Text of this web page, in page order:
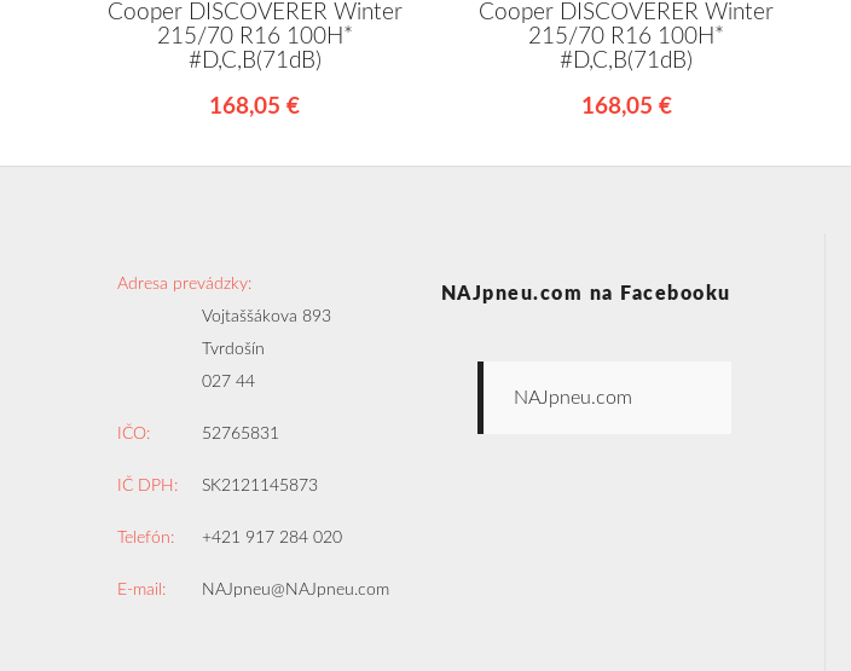
Cooper DISCOVERER Winter
215/70 R16 100H*
#D,C,B(71dB)
168,05 €
Cooper DISCOVERER Winter
215/70 R16 100H*
#D,C,B(71dB)
168,05 €
Adresa prevádzky:
Vojtaššákova 893
Tvrdošín
027 44
IČO: 52765831
IČ DPH: SK2121145873
Telefón: +421 917 284 020
E-mail: NAJpneu@NAJpneu.com
NAJpneu.com na Facebooku
NAJpneu.com